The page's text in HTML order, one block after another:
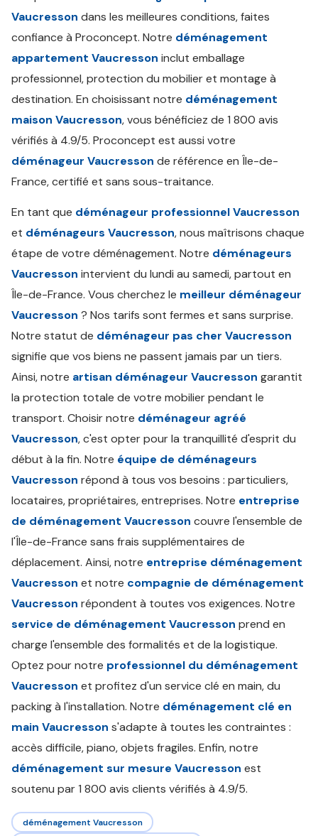
Vaucresson dans les meilleures conditions, faites
confiance à Proconcept. Notre déménagement
appartement Vaucresson inclut emballage
professionnel, protection du mobilier et montage à
destination. En choisissant notre déménagement
maison Vaucresson, vous bénéficiez de 1 800 avis
vérifiés à 4.9/5. Proconcept est aussi votre
déménageur Vaucresson de référence en Île-de-
France, certifié et sans sous-traitance.
En tant que déménageur professionnel Vaucresson
et déménageurs Vaucresson, nous maîtrisons chaque
étape de votre déménagement. Notre déménageurs
Vaucresson intervient du lundi au samedi, partout en
Île-de-France. Vous cherchez le meilleur déménageur
Vaucresson ? Nos tarifs sont fermes et sans surprise.
Notre statut de déménageur pas cher Vaucresson
signifie que vos biens ne passent jamais par un tiers.
Ainsi, notre artisan déménageur Vaucresson garantit
la protection totale de votre mobilier pendant le
transport. Choisir notre déménageur agréé
Vaucresson, c'est opter pour la tranquillité d'esprit du
début à la fin. Notre équipe de déménageurs
Vaucresson répond à tous vos besoins : particuliers,
locataires, propriétaires, entreprises. Notre entreprise
de déménagement Vaucresson couvre l'ensemble de
l'Île-de-France sans frais supplémentaires de
déplacement. Ainsi, notre entreprise déménagement
Vaucresson et notre compagnie de déménagement
Vaucresson répondent à toutes vos exigences. Notre
service de déménagement Vaucresson prend en
charge l'ensemble des formalités et de la logistique.
Optez pour notre professionnel du déménagement
Vaucresson et profitez d'un service clé en main, du
packing à l'installation. Notre déménagement clé en
main Vaucresson s'adapte à toutes les contraintes :
accès difficile, piano, objets fragiles. Enfin, notre
déménagement sur mesure Vaucresson est
soutenu par 1 800 avis clients vérifiés à 4.9/5.
déménagement Vaucresson